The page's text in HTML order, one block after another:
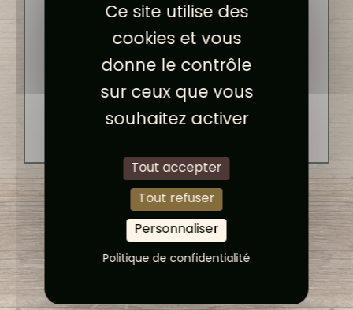
Ce site utilise des
cookies et vous
donne le contrôle
sur ceux que vous
souhaitez activer
Tout accepter
Tout refuser
Personnaliser
Politique de confidentialité